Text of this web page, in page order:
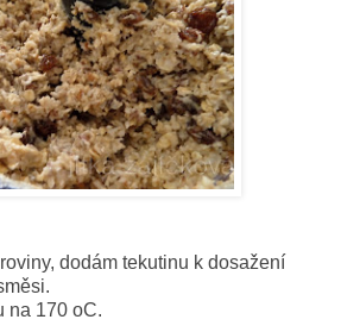
dodám tekutinu k dosažení
na 170 oC.